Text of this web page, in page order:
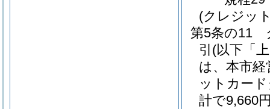
(クレジッ
第5条の11
引 (以下「
は、本市
ットカー
計で9,660